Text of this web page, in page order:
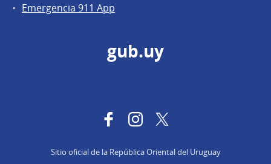
Emergencia 911 App
gub.uy
FacebookInstagram
Sitio oficial de la República Oriental del Uruguay